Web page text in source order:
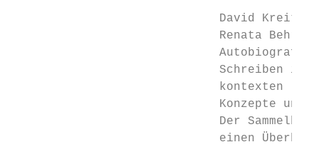
                             David Kreitz,
Renata
Schreiben in
                             kontexten
Konzepte und
Der
einen